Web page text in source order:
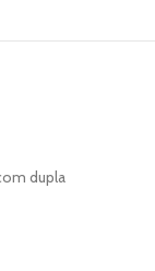
dupla